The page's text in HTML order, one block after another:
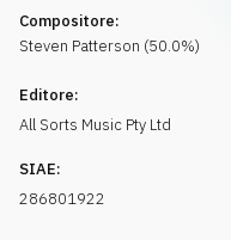
Compositore:
Steven Patterson (50.0%)
Editore:
All Sorts Music Pty Ltd
SIAE:
286801922